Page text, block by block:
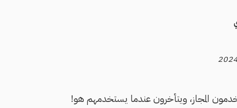
المجاز، ويتأخرون عندما يستخدمهم هو!